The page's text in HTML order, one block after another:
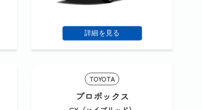
詳細を見る
TOYOTA
プロボックス